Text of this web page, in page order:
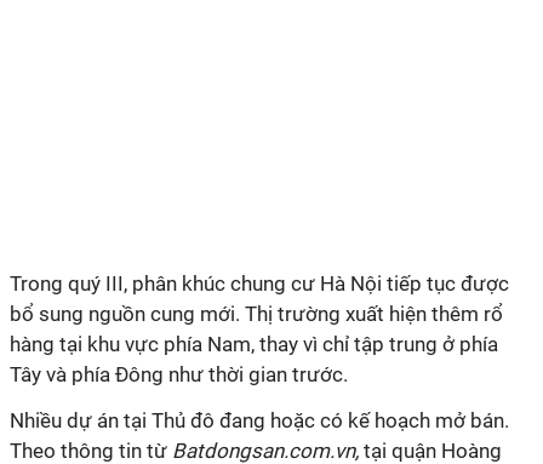
Trong quý III, phân khúc chung cư Hà Nội tiếp tục được
bổ sung nguồn cung mới. Thị trường xuất hiện thêm rổ
hàng tại khu vực phía Nam, thay vì chỉ tập trung ở phía
Tây và phía Đông như thời gian trước.
Nhiều dự án tại Thủ đô đang hoặc có kế hoạch mở bán.
Theo thông tin từ Batdongsan.com.vn, tại quận Hoàng